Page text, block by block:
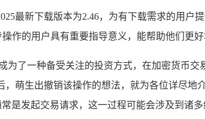
最新下载版本为2.46，为有下载需求的用户
作的用户具有重要指导意义，能帮助他们更
为了一种备受关注的投资方式，在加密货币交
萌生出撤销该操作的想法，就为各位详尽
是发起交易请求，这一过程可能会涉及到诸